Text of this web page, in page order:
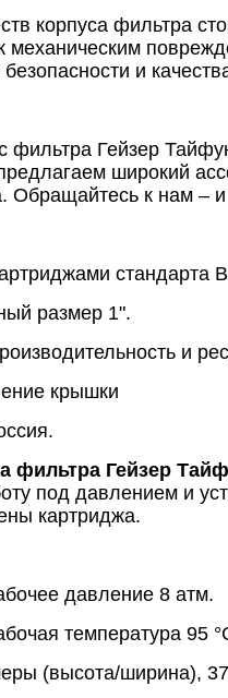
корпуса фильтра
механическим
и
фильтра Гейзер
широкий
Обращайтесь к нам –
стандарта
размер 1".
и
крышки
фильтра Гейзер
под давлением и
картриджа.
давление 8 атм.
температура 95
(высота/ширина),